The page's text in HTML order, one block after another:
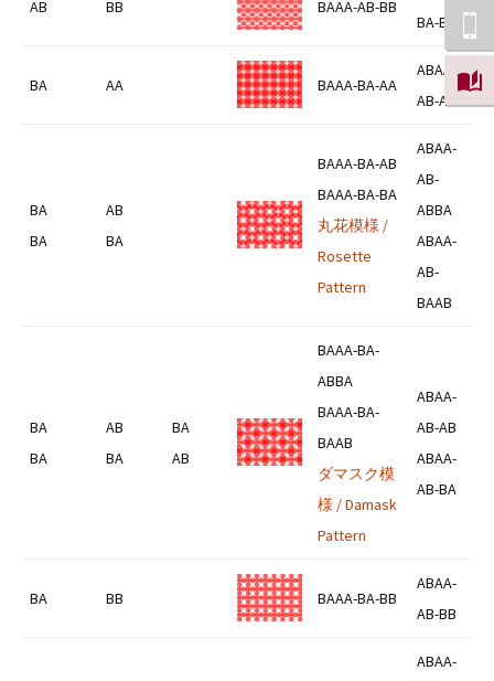
AB BB BAAA-AB-BB
BA-BB
BA AA BAAA-BA-AA
ABAA-
AB-AA
BA
BA
AB
BA
BAAA-BA-AB
BAAA-BA-BA
丸花模様 /
Rosette
Pattern
ABAA-
AB-
ABBA
ABAA-
AB-
BAAB
BA
BA
AB
BA
BA
AB
BAAA-BA-
ABBA
BAAA-BA-
BAAB
ダマスク模
様 / Damask
Pattern
ABAA-
AB-AB
ABAA-
AB-BA
BA BB BAAA-BA-BB
ABAA-
AB-BB
ABAA-